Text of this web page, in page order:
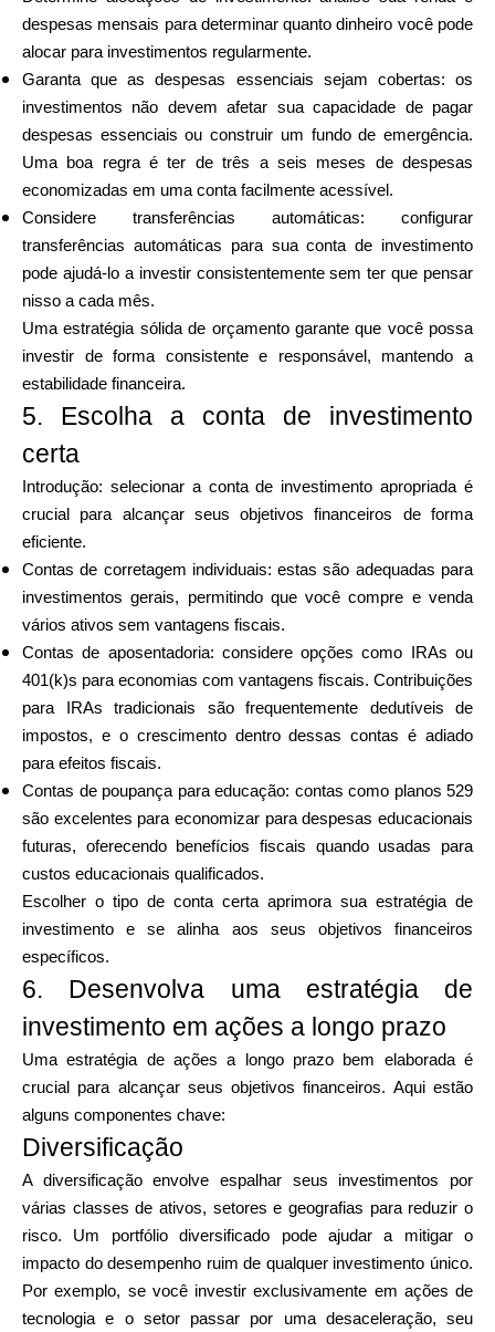
despesas mensais para determinar quanto dinheiro você pode
alocar para investimentos regularmente.
Garanta que as despesas essenciais sejam cobertas: os
investimentos não devem afetar sua capacidade de pagar
despesas essenciais ou construir um fundo de emergência.
Uma boa regra é ter de três a seis meses de despesas
economizadas em uma conta facilmente acessível.
Considere transferências automáticas: configurar
transferências automáticas para sua conta de investimento
pode ajudá-lo a investir consistentemente sem ter que pensar
nisso a cada mês.
Uma estratégia sólida de orçamento garante que você possa
investir de forma consistente e responsável, mantendo a
estabilidade financeira.
5. Escolha a conta de investimento
certa
Introdução: selecionar a conta de investimento apropriada é
crucial para alcançar seus objetivos financeiros de forma
eficiente.
Contas de corretagem individuais: estas são adequadas para
investimentos gerais, permitindo que você compre e venda
vários ativos sem vantagens fiscais.
Contas de aposentadoria: considere opções como IRAs ou
401(k)s para economias com vantagens fiscais. Contribuições
para IRAs tradicionais são frequentemente dedutíveis de
impostos, e o crescimento dentro dessas contas é adiado
para efeitos fiscais.
Contas de poupança para educação: contas como planos 529
são excelentes para economizar para despesas educacionais
futuras, oferecendo benefícios fiscais quando usadas para
custos educacionais qualificados.
Escolher o tipo de conta certa aprimora sua estratégia de
investimento e se alinha aos seus objetivos financeiros
específicos.
6. Desenvolva uma estratégia de
investimento em ações a longo prazo
Uma estratégia de ações a longo prazo bem elaborada é
crucial para alcançar seus objetivos financeiros. Aqui estão
alguns componentes chave:
Diversificação
A diversificação envolve espalhar seus investimentos por
várias classes de ativos, setores e geografias para reduzir o
risco. Um portfólio diversificado pode ajudar a mitigar o
impacto do desempenho ruim de qualquer investimento único.
Por exemplo, se você investir exclusivamente em ações de
tecnologia e o setor passar por uma desaceleração, seu